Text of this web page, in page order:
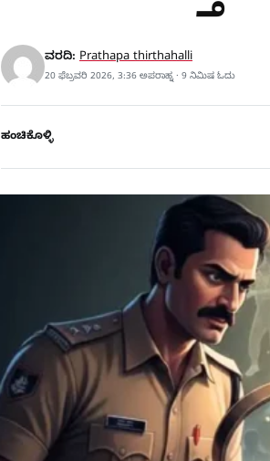
ವರದಿ: Prathapa thirthahalli
20 ಫೆಬ್ರವರಿ 2026, 3:36 ಅಪರಾಹ್ನ · 9 ನಿಮಿಷ ಓದು
ಹಂಚಿಕೊಳ್ಳಿ